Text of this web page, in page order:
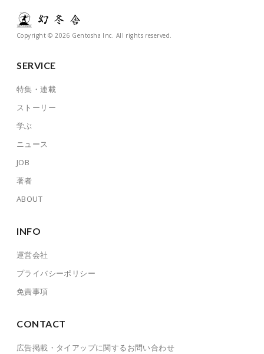
Copyright © 2026 Gentosha Inc. All rights reserved.
SERVICE
特集・連載
ストーリー
学ぶ
ニュース
JOB
著者
ABOUT
INFO
運営会社
プライバシーポリシー
免責事項
CONTACT
広告掲載・タイアップに関するお問い合わせ